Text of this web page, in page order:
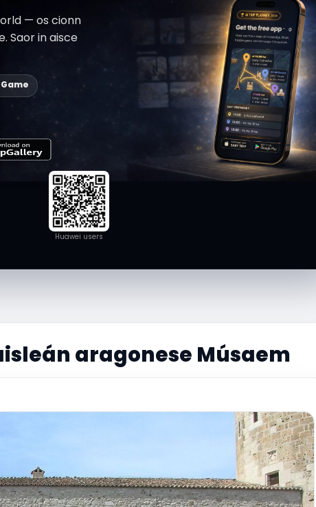
— os cionn
Saor in aisce
Huawei users
aragonese Músaem